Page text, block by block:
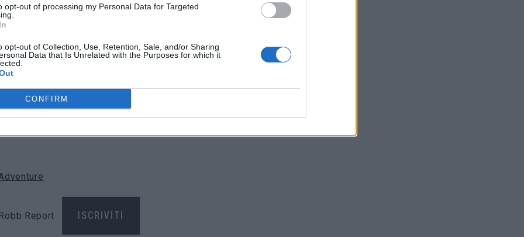
opt-out of processing my Personal Data for Targeted
opt-out of Collection, Use, Retention, Sale, and/or Sharing
Data that Is Unrelated with the Purposes for which it
CONFIRM
con la possibilità di optare per un
in vetro, con una gamma completa di comandi.
modello uno speciale galleggiante. L’ultima versione
da zero nel 2016, con certificazione nel 2020.
abbia mai sviluppato. Sarà per sempre un aereo
particolare meccanica necessitano di un lavoro di
suo prezzo di listino si aggira intorno ai
Report ISCRIVITI